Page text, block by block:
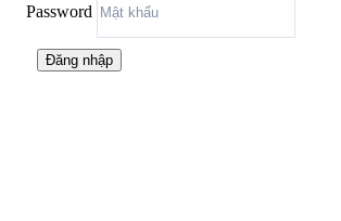
Password
Đăng nhập